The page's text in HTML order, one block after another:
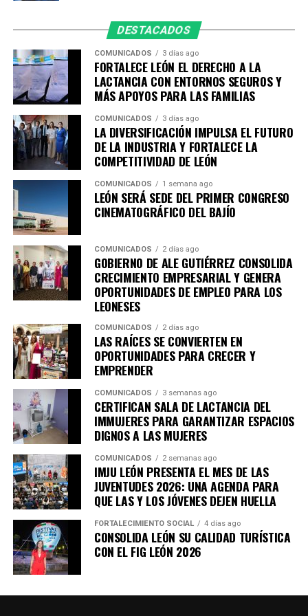
etapas de la vida, León refrenda que aquí las personas sí
cuentan, porque cada niña, niño, joven, madre y familia
es parte fundamental de la construcción de una mejor
ciudad.
DESTACADOS
COMUNICADOS 3 días ago
FORTALECE LEÓN EL DERECHO A LA
LACTANCIA CON ENTORNOS SEGUROS Y
MÁS APOYOS PARA LAS FAMILIAS
COMUNICADOS 3 días ago
LA DIVERSIFICACIÓN IMPULSA EL FUTURO
DE LA INDUSTRIA Y FORTALECE LA
COMPETITIVIDAD DE LEÓN
COMUNICADOS 1 semana ago
LEÓN SERÁ SEDE DEL PRIMER CONGRESO
CINEMATOGRÁFICO DEL BAJÍO
COMUNICADOS 2 días ago
GOBIERNO DE ALE GUTIÉRREZ CONSOLIDA
CRECIMIENTO EMPRESARIAL Y GENERA
OPORTUNIDADES DE EMPLEO PARA LOS
LEONESES
COMUNICADOS 2 días ago
LAS RAÍCES SE CONVIERTEN EN
OPORTUNIDADES PARA CRECER Y
EMPRENDER
COMUNICADOS 3 semanas ago
CERTIFICAN SALA DE LACTANCIA DEL
IMMUJERES PARA GARANTIZAR ESPACIOS
DIGNOS A LAS MUJERES
COMUNICADOS 2 semanas ago
IMJU LEÓN PRESENTA EL MES DE LAS
JUVENTUDES 2026: UNA AGENDA PARA
QUE LAS Y LOS JÓVENES DEJEN HUELLA
FORTALECIMIENTO SOCIAL 4 días ago
CONSOLIDA LEÓN SU CALIDAD TURÍSTICA
CON EL FIG LEÓN 2026